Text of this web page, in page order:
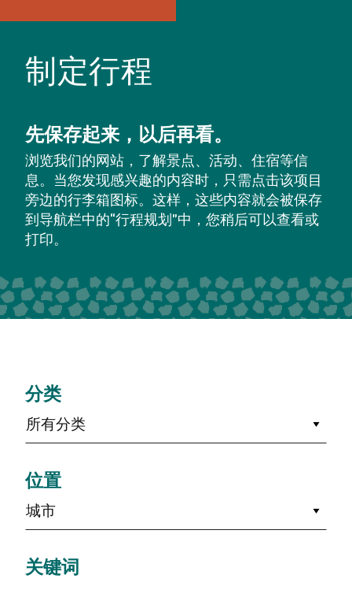
制定行程
先保存起来，以后再看。
浏览我们的网站，了解景点、活动、住宿等信
息。当您发现感兴趣的内容时，只需点击该项目
旁边的行李箱图标。这样，这些内容就会被保存
到导航栏中的“行程规划”中，您稍后可以查看或
打印。
分类
所有分类
位置
城市
关键词